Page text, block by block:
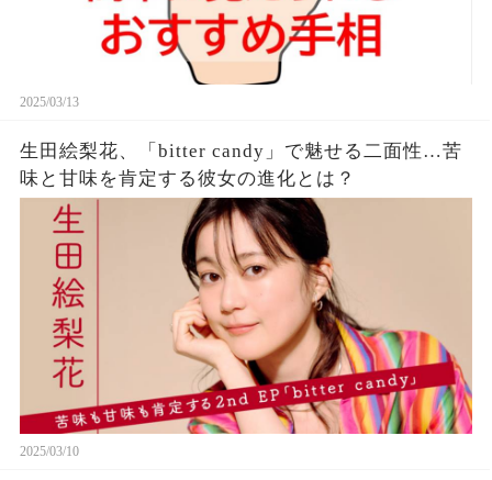
2025/03/13
生田絵梨花、「bitter candy」で魅せる二面性…苦
味と甘味を肯定する彼女の進化とは？
2025/03/10